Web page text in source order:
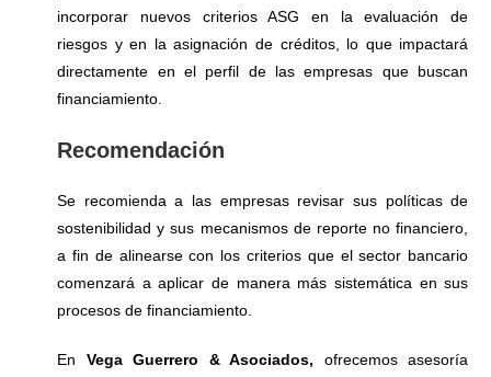
incorporar nuevos criterios ASG en la evaluación de
riesgos y en la asignación de créditos, lo que impactará
directamente en el perfil de las empresas que buscan
financiamiento.
Recomendación
Se recomienda a las empresas revisar sus políticas de
sostenibilidad y sus mecanismos de reporte no financiero,
a fin de alinearse con los criterios que el sector bancario
comenzará a aplicar de manera más sistemática en sus
procesos de financiamiento.
En Vega Guerrero & Asociados, ofrecemos asesoría